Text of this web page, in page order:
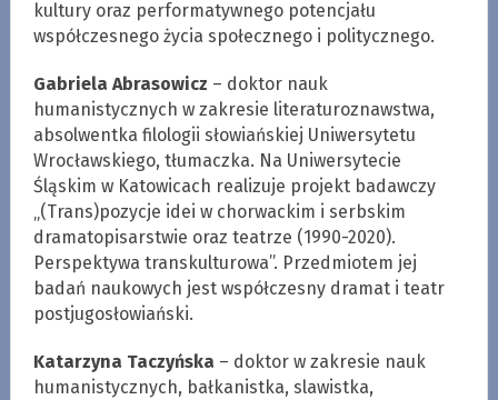
kultury oraz performatywnego potencjału
współczesnego życia społecznego i politycznego.
Gabriela Abrasowicz – doktor nauk
humanistycznych w zakresie literaturoznawstwa,
absolwentka filologii słowiańskiej Uniwersytetu
Wrocławskiego, tłumaczka. Na Uniwersytecie
Śląskim w Katowicach realizuje projekt badawczy
„(Trans)pozycje idei w chorwackim i serbskim
dramatopisarstwie oraz teatrze (1990-2020).
Perspektywa transkulturowa”. Przedmiotem jej
badań naukowych jest współczesny dramat i teatr
postjugosłowiański.
Katarzyna Taczyńska – doktor w zakresie nauk
humanistycznych, bałkanistka, slawistka,